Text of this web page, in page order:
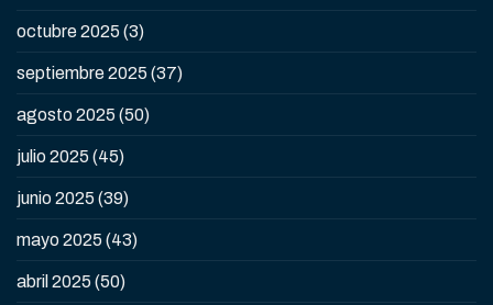
octubre 2025 (3)
septiembre 2025 (37)
agosto 2025 (50)
julio 2025 (45)
junio 2025 (39)
mayo 2025 (43)
abril 2025 (50)